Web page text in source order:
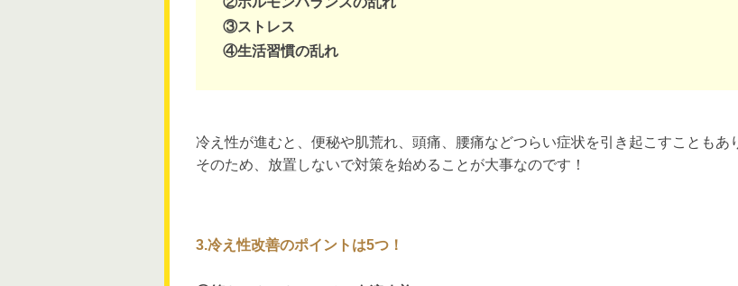
③ストレス
④生活習慣の乱れ
冷え性が進むと、便秘や肌荒れ、頭痛、腰痛などつらい症状を引き起こすこともあ
そのため、放置しないで対策を始めることが大事なのです！
3.冷え性改善のポイントは5つ！